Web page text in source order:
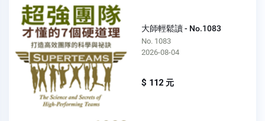
大師輕鬆讀 - No.1083
No. 1083
2026-08-04
$ 112 元